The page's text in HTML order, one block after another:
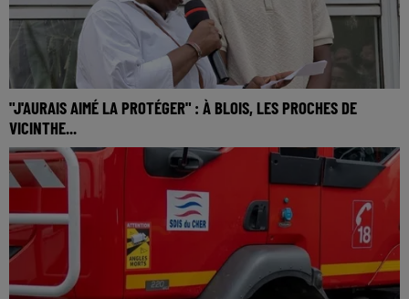
"J'AURAIS AIMÉ LA PROTÉGER" : À BLOIS, LES PROCHES DE
VICINTHE...